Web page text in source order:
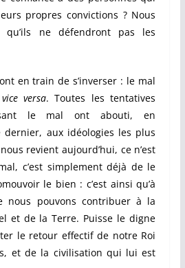
propres convictions ? Nous
qu’ils ne défendront pas les
en train de s’inverser : le mal
vice versa. Toutes les tentatives
le mal ont abouti, en
aux idéologies les plus
revient aujourd’hui, ce n’est
c’est simplement déjà de le
le bien : c’est ainsi qu’à
nous pouvons contribuer à la
et de la Terre. Puisse le digne
le retour effectif de notre Roi
et de la civilisation qui lui est